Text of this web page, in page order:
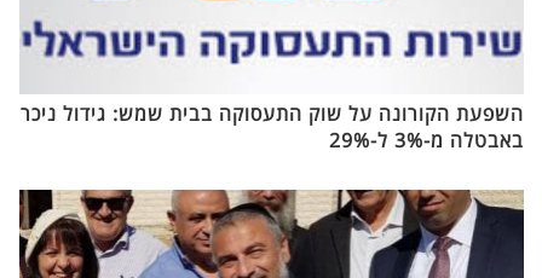
השפעת הקורונה על שוק התעסוקה בבית שמש: גידול ניכר
באבטלה מ-3% ל-29%